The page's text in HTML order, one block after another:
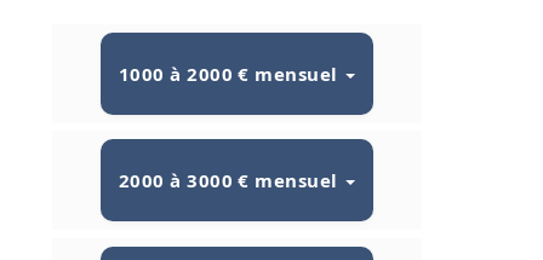
1000 à 2000 € mensuel
2000 à 3000 € mensuel